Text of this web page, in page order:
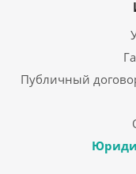
Публичный